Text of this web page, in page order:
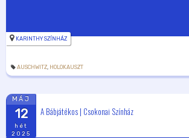
KARINTHY SZÍNHÁZ
AUSCHWITZ HOLOKAUSZT
MÁJ
12
hét
2025
A Bábjátékos | Csokonai Színház